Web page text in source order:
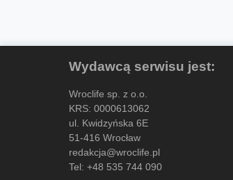
Wydawcą serwisu jest:
Wroclife sp. z o.o.
KRS: 0000613062
ul. Kwidzyńska 6E
51-416 Wrocław
redakcja@wroclife.pl
Tel: +48 535 744 090